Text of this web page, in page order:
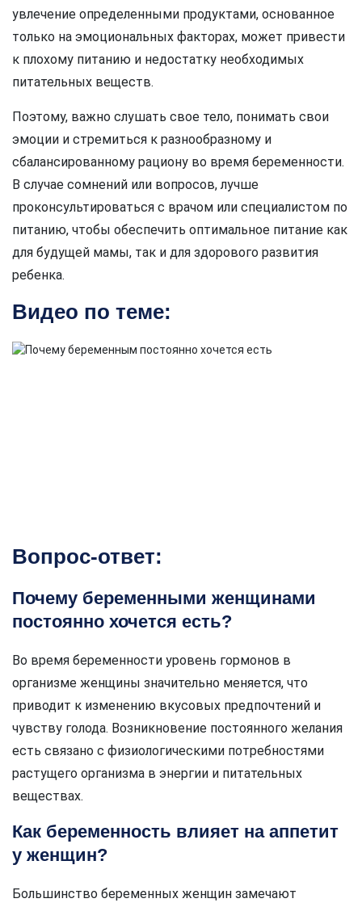
увлечение определенными продуктами, основанное
только на эмоциональных факторах, может привести
к плохому питанию и недостатку необходимых
питательных веществ.
Поэтому, важно слушать свое тело, понимать свои
эмоции и стремиться к разнообразному и
сбалансированному рациону во время беременности.
В случае сомнений или вопросов, лучше
проконсультироваться с врачом или специалистом по
питанию, чтобы обеспечить оптимальное питание как
для будущей мамы, так и для здорового развития
ребенка.
Видео по теме:
Вопрос-ответ:
Почему беременными женщинами
постоянно хочется есть?
Во время беременности уровень гормонов в
организме женщины значительно меняется, что
приводит к изменению вкусовых предпочтений и
чувству голода. Возникновение постоянного желания
есть связано с физиологическими потребностями
растущего организма в энергии и питательных
веществах.
Как беременность влияет на аппетит
у женщин?
Большинство беременных женщин замечают